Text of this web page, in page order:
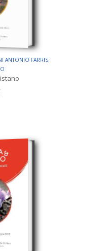
ANTONIO FARRIS,